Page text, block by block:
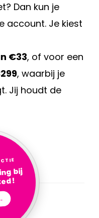
Dan kun je
account. Je kiest
€33, of voor een
, waarbij je
Jij houdt de
bij